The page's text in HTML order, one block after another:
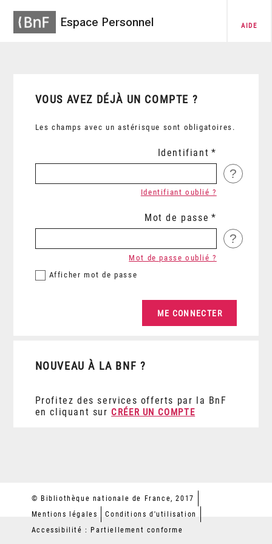
Espace Personnel AIDE
VOUS AVEZ DÉJÀ UN COMPTE ?
Les champs avec un astérisque sont obligatoires.
Identifiant
?
Identifiant oublié ?
Mot de passe
?
Afficher mot de passe
Mot de passe oublié ?
NOUVEAU À LA BNF ?
Profitez des services offerts par la BnF
en cliquant sur CRÉER UN COMPTE
© Bibliothèque nationale de France, 2017
Mentions légales
Conditions d'utilisation
Accessibilité : Partiellement conforme